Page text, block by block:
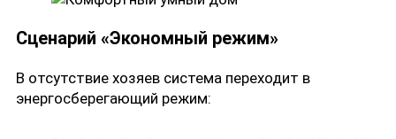
Сценарий «Экономный режим»
В отсутствие хозяев система переходит в
энергосберегающий режим: